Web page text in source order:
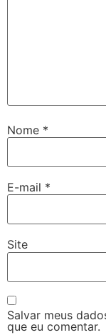
Nome *
E-mail *
Site
Salvar meus
que eu comentar.